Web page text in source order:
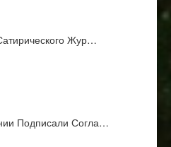
Жур…
Подписали Согла…